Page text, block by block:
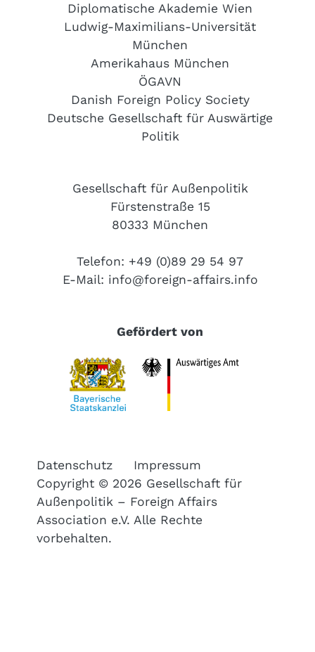
Diplomatische Akademie Wien
Ludwig-Maximilians-Universität
München
Amerikahaus München
ÖGAVN
Danish Foreign Policy Society
Deutsche Gesellschaft für Auswärtige
Politik
Gesellschaft für Außenpolitik
Fürstenstraße 15
80333 München
Telefon: +49 (0)89 29 54 97
E-Mail: info@foreign-affairs.info
Gefördert von
Datenschutz
Impressum
Copyright © 2026 Gesellschaft für
Außenpolitik – Foreign Affairs
Association e.V. Alle Rechte
vorbehalten.